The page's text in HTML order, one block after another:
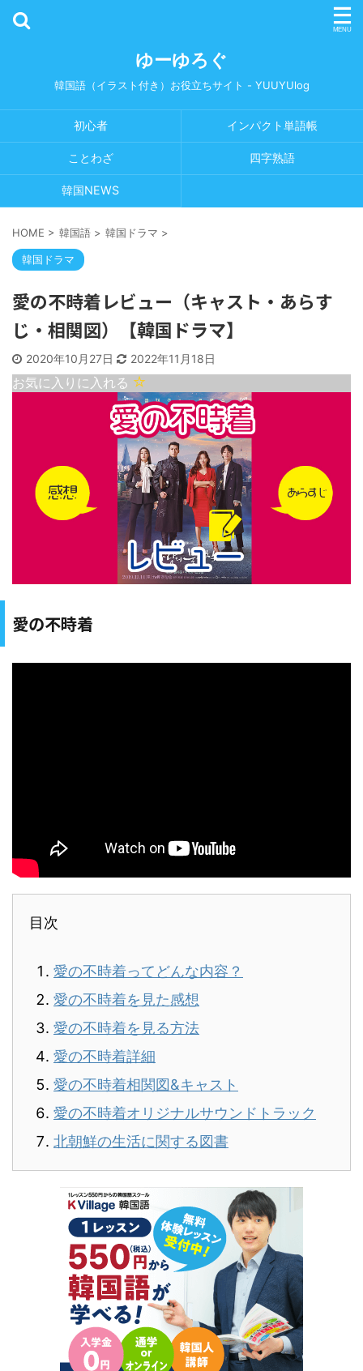
ゆーゆろぐ
韓国語（イラスト付き）お役立ちサイト - YUUYUlog
初心者 インパクト単語帳
ことわざ 四字熟語
韓国NEWS
HOME > 韓国語 > 韓国ドラマ >
韓国ドラマ
愛の不時着レビュー（キャスト・あらす
じ・相関図）【韓国ドラマ】
2020年10月27日 2022年11月18日
お気に入りに入れる
愛の不時着
目次
愛の不時着ってどんな内容？
愛の不時着を見た感想
愛の不時着を見る方法
愛の不時着詳細
愛の不時着相関図&キャスト
愛の不時着オリジナルサウンドトラック
北朝鮮の生活に関する図書